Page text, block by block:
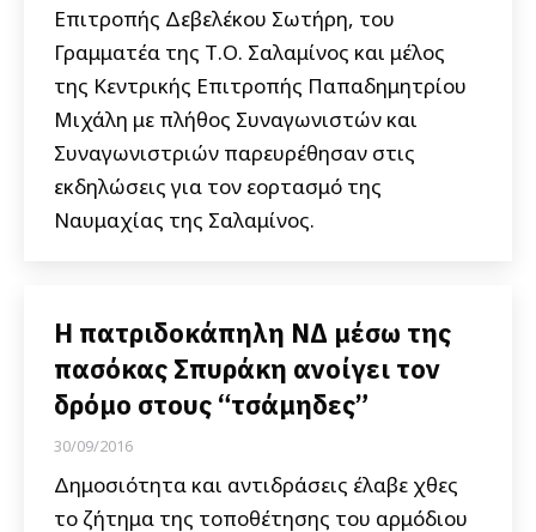
Επιτροπής Δεβελέκου Σωτήρη, του
Γραμματέα της Τ.Ο. Σαλαμίνος και μέλος
της Κεντρικής Επιτροπής Παπαδημητρίου
Μιχάλη με πλήθος Συναγωνιστών και
Συναγωνιστριών παρευρέθησαν στις
εκδηλώσεις για τον εορτασμό της
Ναυμαχίας της Σαλαμίνος.
Η πατριδοκάπηλη ΝΔ μέσω της
πασόκας Σπυράκη ανοίγει τον
δρόμο στους “τσάμηδες”
30/09/2016
Δημοσιότητα και αντιδράσεις έλαβε χθες
το ζήτημα της τοποθέτησης του αρμόδιου